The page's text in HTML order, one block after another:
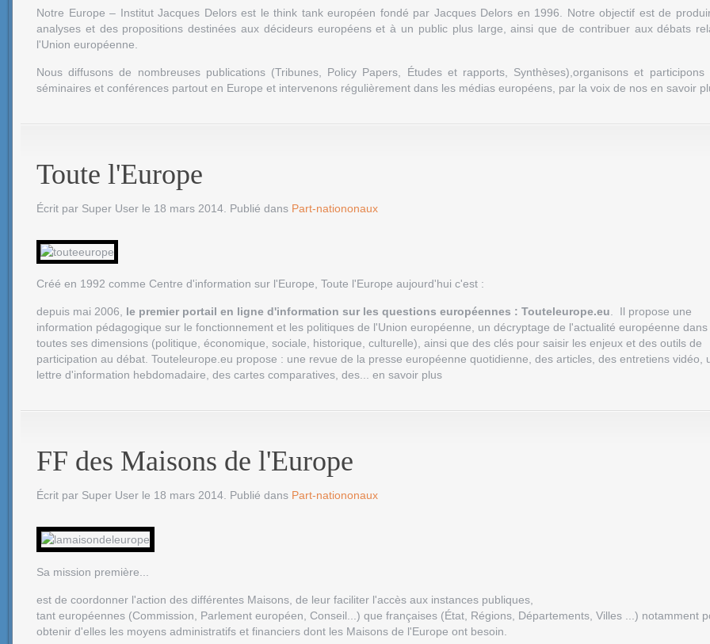
Notre Europe – Institut Jacques Delors est le think tank européen fondé par Jacques Delors en 1996. Notre objectif est de
analyses et des propositions destinées aux décideurs européens et à un public plus large, ainsi que de contribuer aux débats
l'Union européenne.
Nous diffusons de nombreuses publications (Tribunes, Policy Papers, Études et rapports, Synthèses),organisons et
séminaires et conférences partout en Europe et intervenons régulièrement dans les médias européens, par la voix de nos en savoir
Toute l'Europe
Écrit par Super User le 18 mars 2014 . Publié dans Part-nationonaux
Créé en 1992 comme Centre d'information sur l'Europe, Toute l'Europe aujourd'hui c'est :
depuis mai 2006, le premier portail en ligne d'information sur les questions européennes : Touteleurope.eu . Il propose une
information pédagogique sur le fonctionnement et les politiques de l'Union européenne, un décryptage de l'actualité européenne dans
toutes ses dimensions (politique, économique, sociale, historique, culturelle), ainsi que des clés pour saisir les enjeux et des outils de
participation au débat. Touteleurope.eu propose : une revue de la presse européenne quotidienne, des articles, des entretiens vidéo,
lettre d'information hebdomadaire, des cartes comparatives, des... en savoir plus
FF des Maisons de l'Europe
Écrit par Super User le 18 mars 2014 . Publié dans Part-nationonaux
Sa mission première...
est de coordonner l'action des différentes Maisons, de leur faciliter l'accès aux instances publiques,
tant européennes (Commission, Parlement européen, Conseil...) que françaises (État, Régions, Départements, Villes ...) notamment
obtenir d'elles les moyens administratifs et financiers dont les Maisons de l'Europe ont besoin.